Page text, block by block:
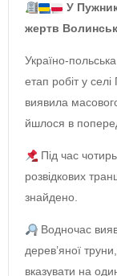
У
жертв
Україно-
етап робіт у
виявила
йшлося в
Під час
розвідкових
знайдено.
Водночас
дерев’яної
вказувати на